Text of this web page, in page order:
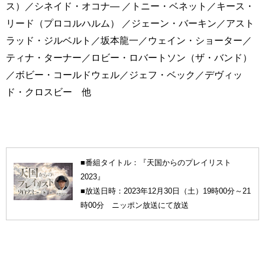
ス）／シネイド・オコナ― ／トニー・ベネット／キース・
リード（プロコルハルム） ／ジェーン・バーキン／アスト
ラッド・ジルベルト／坂本龍一／ウェイン・ショーター／
ティナ・ターナー／ロビー・ロバートソン（ザ・バンド）
／ボビー・コールドウェル／ジェフ・ベック／デヴィッ
ド・クロスビー 他
■番組タイトル：『天国からのプレイリスト
2023』
■放送日時：2023年12月30日（土）19時00分～21
時00分 ニッポン放送にて放送